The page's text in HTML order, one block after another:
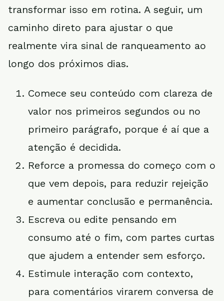
transformar isso em rotina. A seguir, um
caminho direto para ajustar o que
realmente vira sinal de ranqueamento ao
longo dos próximos dias.
Comece seu conteúdo com clareza de
valor nos primeiros segundos ou no
primeiro parágrafo, porque é aí que a
atenção é decidida.
Reforce a promessa do começo com o
que vem depois, para reduzir rejeição
e aumentar conclusão e permanência.
Escreva ou edite pensando em
consumo até o fim, com partes curtas
que ajudem a entender sem esforço.
Estimule interação com contexto,
para comentários virarem conversa de